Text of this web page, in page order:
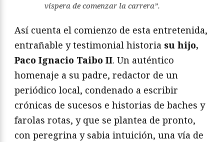
víspera de comenzar la carrera”.
Así cuenta el comienzo de esta entretenida,
entrañable y testimonial historia su hijo,
Paco Ignacio Taibo II. Un auténtico
homenaje a su padre, redactor de un
periódico local, condenado a escribir
crónicas de sucesos e historias de baches y
farolas rotas, y que se plantea de pronto,
con peregrina y sabia intuición, una vía de